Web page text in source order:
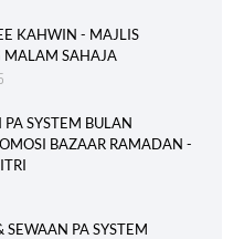
KAHWIN - MAJLIS
MALAM SAHAJA
PA SYSTEM BULAN
BAZAAR RAMADAN -
SEWAAN PA SYSTEM